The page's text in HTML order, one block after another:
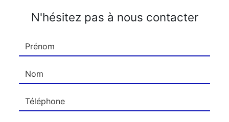
N'hésitez pas à nous contacter